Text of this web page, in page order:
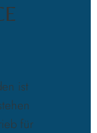
ist
für